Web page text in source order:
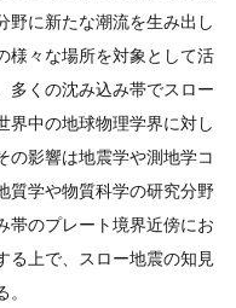
野に新たな潮流を生み出し
様々な場所を対象として活
多くの沈み込み帯でスロー
界中の地球物理学界に対し
の影響は地震学や測地学コ
質学や物質科学の研究分野
帯のプレート境界近傍にお
る上で、スロー地震の知見